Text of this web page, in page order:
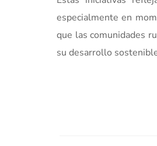
especialmente en
que las comunidades
su desarrollo